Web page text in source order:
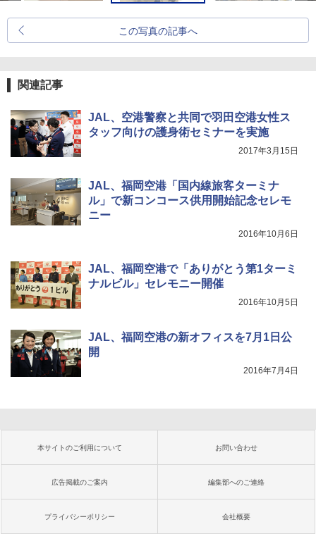
この写真の記事へ
関連記事
JAL、空港警察と共同で羽田空港女性ス
タッフ向けの護身術セミナーを実施
2017年3月15日
JAL、福岡空港「国内線旅客ターミナ
ル」で新コンコース供用開始記念セレモ
ニー
2016年10月6日
JAL、福岡空港で「ありがとう第1ターミ
ナルビル」セレモニー開催
2016年10月5日
JAL、福岡空港の新オフィスを7月1日公
開
2016年7月4日
本サイトのご利用について お問い合わせ
広告掲載のご案内 編集部へのご連絡
プライバシーポリシー 会社概要